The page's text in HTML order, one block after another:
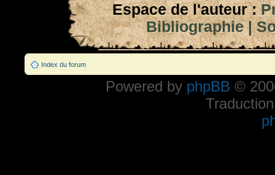
Espace de l'auteur :
Bibliographie|
Index du forum
Powered by phpBB ©